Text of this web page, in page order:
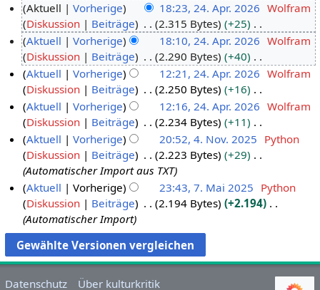
4
A
2
Aktuell Vorherige 18:23, 24. Apr. 2026 Wolfram
Diskussion
Beiträge 2.315 Bytes
+25
K
e
i
n
e
B
e
a
r
b
e
i
t
u
n
Aktuell Vorherige 18:10, 24. Apr. 2026 Wolfram
Diskussion
Beiträge 2.290 Bytes
+40
K
e
i
n
e
B
e
a
r
b
e
i
t
Aktuell Vorherige 12:21, 24. Apr. 2026 Wolfram
Diskussion
Beiträge 2.250 Bytes
+16
K
e
i
n
e
B
e
a
r
b
e
Aktuell Vorherige 12:16, 24. Apr. 2026 Wolfram
Diskussion
Beiträge 2.234 Bytes
+11
K
e
i
n
e
B
e
a
r
N
e
m
Aktuell Vorherige 20:52, 4. Nov. 2025 Python
Diskussion
Beiträge 2.223 Bytes
+29
Automatischer Import aus TXT
M
a
Aktuell Vorherige 23:43, 7. Mai 2025 Python
Diskussion
Beiträge 2.194 Bytes
+2.194
Automatischer Import
Datenschutz Über kulturkritik